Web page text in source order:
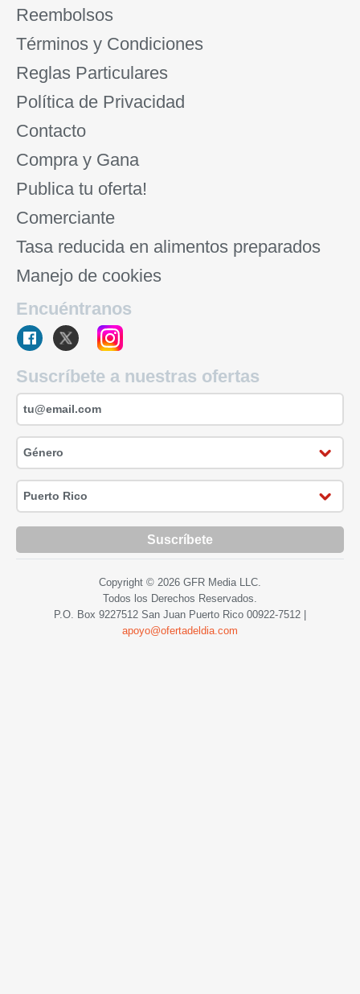
Reembolsos
Términos y Condiciones
Reglas Particulares
Política de Privacidad
Contacto
Compra y Gana
Publica tu oferta!
Comerciante
Tasa reducida en alimentos preparados
Manejo de cookies
Encuéntranos
Suscríbete a nuestras ofertas
Suscríbete
Copyright © 2026 GFR Media LLC.
Todos los Derechos Reservados.
P.O. Box 9227512 San Juan Puerto Rico 00922-7512 |
apoyo@ofertadeldia.com